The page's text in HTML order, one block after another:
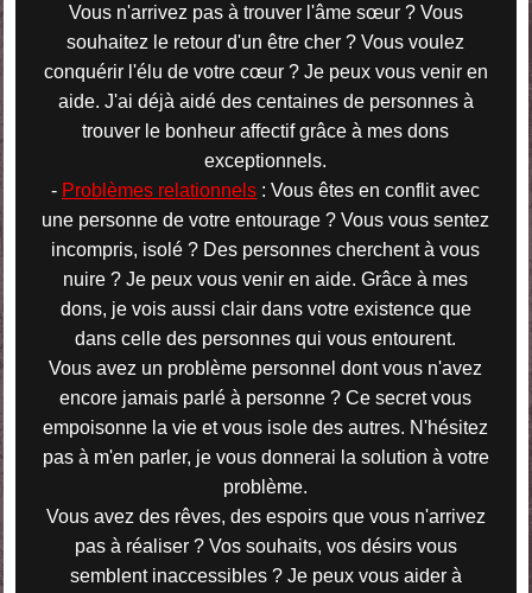
Vous n'arrivez pas à trouver l'âme sœur ? Vous
souhaitez le retour d'un être cher ? Vous voulez
conquérir l'élu de votre cœur ? Je peux vous venir en
aide. J'ai déjà aidé des centaines de personnes à
trouver le bonheur affectif grâce à mes dons
exceptionnels.
- Problèmes relationnels : Vous êtes en conflit avec
une personne de votre entourage ? Vous vous sentez
incompris, isolé ? Des personnes cherchent à vous
nuire ? Je peux vous venir en aide. Grâce à mes
dons, je vois aussi clair dans votre existence que
dans celle des personnes qui vous entourent.
Vous avez un problème personnel dont vous n'avez
encore jamais parlé à personne ? Ce secret vous
empoisonne la vie et vous isole des autres. N'hésitez
pas à m'en parler, je vous donnerai la solution à votre
problème.
Vous avez des rêves, des espoirs que vous n'arrivez
pas à réaliser ? Vos souhaits, vos désirs vous
semblent inaccessibles ? Je peux vous aider à